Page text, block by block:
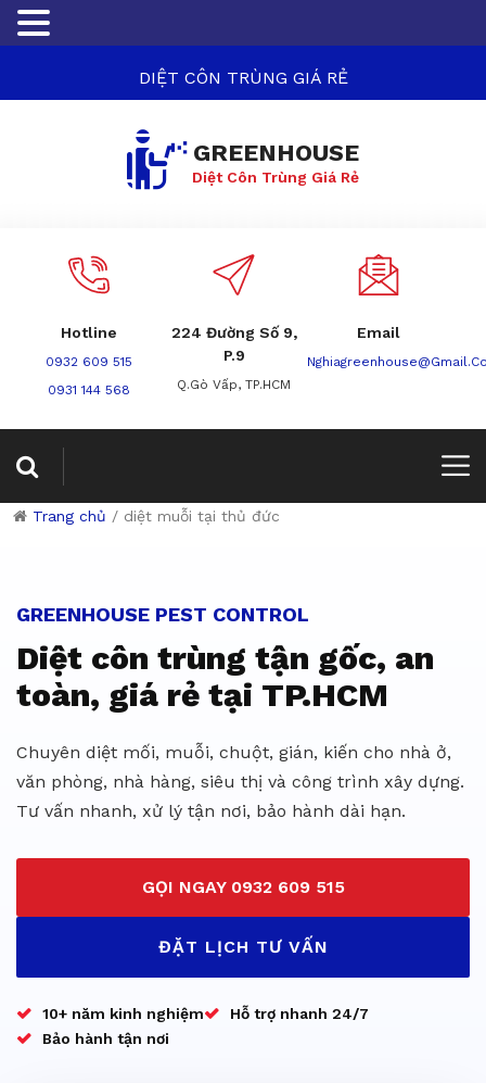
DIỆT CÔN TRÙNG GIÁ RẺ
GREENHOUSE
Diệt Côn Trùng Giá Rẻ
Hotline
0932 609 515
0931 144 568
224 Đường Số 9,
P.9
Q.Gò Vấp, TP.HCM
Email
Trang chủ / diệt muỗi tại thủ đức
GREENHOUSE PEST CONTROL
Diệt côn trùng tận gốc, an
toàn, giá rẻ tại TP.HCM
Chuyên diệt mối, muỗi, chuột, gián, kiến cho nhà ở,
văn phòng, nhà hàng, siêu thị và công trình xây dựng.
Tư vấn nhanh, xử lý tận nơi, bảo hành dài hạn.
GỌI NGAY 0932 609 515
ĐẶT LỊCH TƯ VẤN
10+ năm kinh nghiệm
Hỗ trợ nhanh 24/7
Bảo hành tận nơi